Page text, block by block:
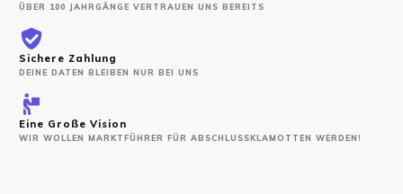
ÜBER 100 JAHRGÄNGE VERTRAUEN UNS BEREITS
Sichere Zahlung
DEINE DATEN BLEIBEN NUR BEI UNS
Eine Große Vision
WIR WOLLEN MARKTFÜHRER FÜR ABSCHLUSSKLAMOTTEN WERDEN!